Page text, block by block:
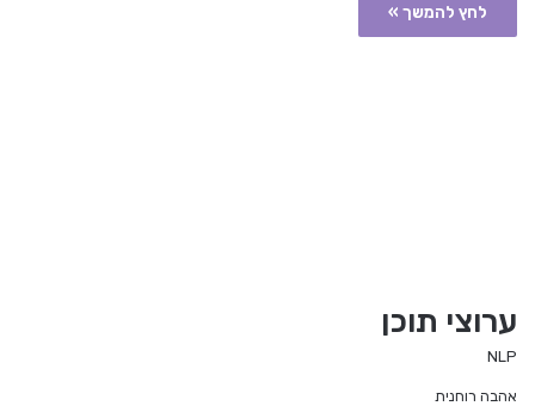
לחץ להמשך »
ערוצי תוכן
NLP
אהבה רוחנית